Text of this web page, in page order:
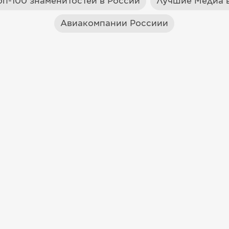
Авиакомпании Россиии